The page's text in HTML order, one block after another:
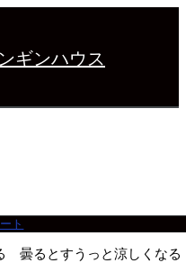
ギンハウス
ト
曇るとすうっと涼しくな